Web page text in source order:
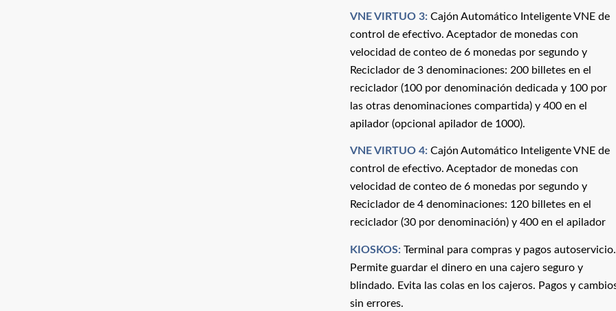
VNEVIRTUO 3:Cajón Automático Inteligente VNE de
control de efectivo. Aceptador de monedas con
velocidad de conteo de 6 monedas por segundo y
Reciclador de 3 denominaciones: 200 billetes en el
reciclador (100 por denominación dedicada y 100 por
las otras denominaciones compartida) y 400 en el
apilador (opcional apilador de 1000).
VNEVIRTUO 4:Cajón Automático Inteligente VNE de
control de efectivo. Aceptador de monedas con
velocidad de conteo de 6 monedas por segundo y
Reciclador de 4 denominaciones: 120 billetes en el
reciclador (30 por denominación) y 400 en el apilador
KIOSKOS:Terminal para compras y pagos autoservicio.
Permite guardar el dinero en una cajero seguro y
blindado. Evita las colas en los cajeros. Pagos y
sin errores.